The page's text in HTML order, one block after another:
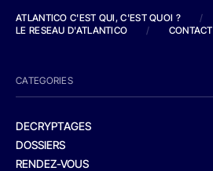
ATLANTICO C'EST QUI, C'EST QUOI ?
/
LE RESEAU D'ATLANTICO
/ CONTACT
CATEGORIES
DECRYPTAGES
DOSSIERS
RENDEZ-VOUS